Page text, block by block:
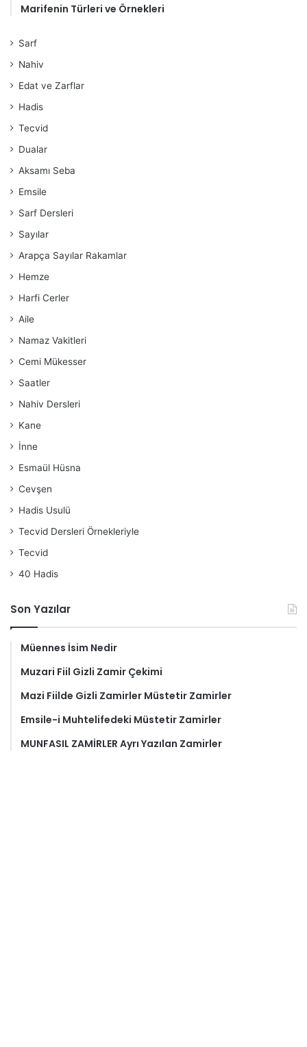
Marifenin Türleri ve Örnekleri
Sarf
Nahiv
Edat ve Zarflar
Hadis
Tecvid
Dualar
Aksamı Seba
Emsile
Sarf Dersleri
Sayılar
Arapça Sayılar Rakamlar
Hemze
Harfi Cerler
Aile
Namaz Vakitleri
Cemi Mükesser
Saatler
Nahiv Dersleri
Kane
İnne
Esmaül Hüsna
Cevşen
Hadis Usulü
Tecvid Dersleri Örnekleriyle
Tecvid
40 Hadis
Son Yazılar
Müennes İsim Nedir
Muzari Fiil Gizli Zamir Çekimi
Mazi Fiilde Gizli Zamirler Müstetir Zamirler
Emsile-i Muhtelifedeki Müstetir Zamirler
MUNFASIL ZAMİRLER Ayrı Yazılan Zamirler